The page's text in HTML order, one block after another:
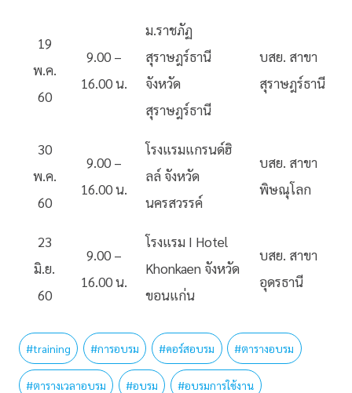
19
พ.ค.
60
9.00 –
16.00 น.
ม.ราชภัฏ
สุราษฎร์ธานี
จังหวัด
สุราษฎร์ธานี
บสย. สาขา
สุราษฎร์ธานี
30
พ.ค.
60
9.00 –
16.00 น.
โรงแรมแกรนด์ฮิ
ลล์ จังหวัด
นครสวรรค์
บสย. สาขา
พิษณุโลก
23
มิ.ย.
60
9.00 –
16.00 น.
โรงแรม I Hotel
Khonkaen จังหวัด
ขอนแก่น
บสย. สาขา
อุดรธานี
#training #การอบรม #คอร์สอบรม #ตารางอบรม
#ตารางเวลาอบรม #อบรม #อบรมการใช้งาน